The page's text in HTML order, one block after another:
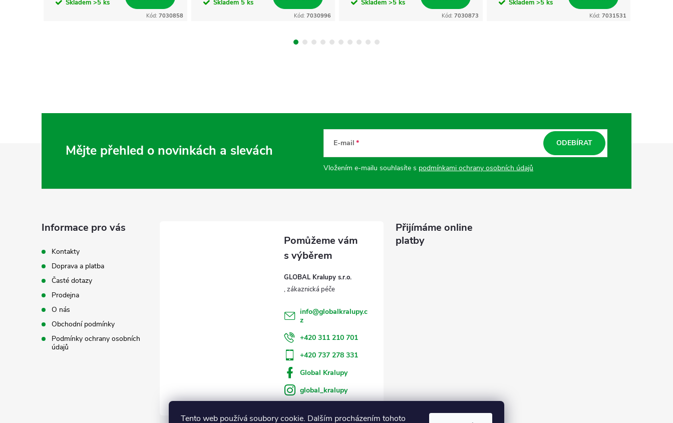
Tento web používá soubory cookie. Dalším procházením tohoto
Skladem >5 ks
Kód: 7030858
Skladem 5 ks
Kód: 7030996
Skladem >5 ks
Kód: 7030873
Skladem >5 ks
Kód: 7031531
Mějte přehled o novinkách a slevách E-mail
Vložením e-mailu souhlasíte s podmínkami ochrany osobních údajů
ODEBÍRAT
Informace pro vás
Kontakty
Doprava a platba
Časté dotazy
Prodejna
O nás
Obchodní podmínky
Podmínky ochrany osobních
údajů
GLOBAL Kralupy s.r.o.
info@globalkralupy.c
z
+420 311 210 701
+420 737 278 331
Global Kralupy
global_kralupy
Přijímáme online
platby